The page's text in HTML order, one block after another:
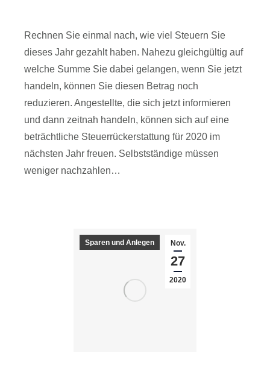
Rechnen Sie einmal nach, wie viel Steuern Sie
dieses Jahr gezahlt haben. Nahezu gleichgültig auf
welche Summe Sie dabei gelangen, wenn Sie jetzt
handeln, können Sie diesen Betrag noch
reduzieren. Angestellte, die sich jetzt informieren
und dann zeitnah handeln, können sich auf eine
beträchtliche Steuerrückerstattung für 2020 im
nächsten Jahr freuen. Selbstständige müssen
weniger nachzahlen…
Nov.
27
2020
Sparen und Anlegen